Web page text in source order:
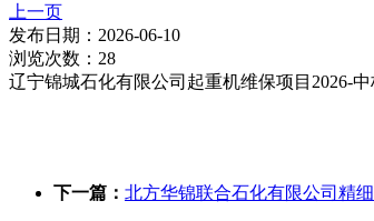
上一页
发布日期：2026-06-10
浏览次数：28
辽宁锦城石化有限公司起重机维保项目2026-
下一篇： 北方华锦联合石化有限公司精